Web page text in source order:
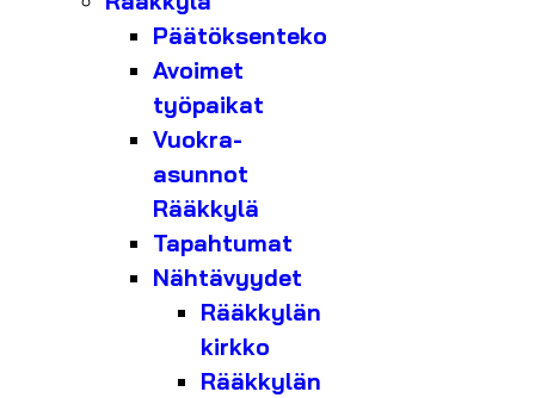
Päätöksenteko
Avoimet
työpaikat
Vuokra-
asunnot
Rääkkylä
Tapahtumat
Nähtävyydet
Rääkkylän
kirkko
Rääkkylän